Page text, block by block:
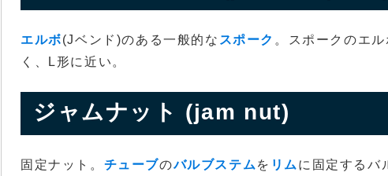
エルボ(Jベンド)のある一般的な スポーク 。スポークのエ
く、L形に近い。
ジャムナット (jam nut)
固定ナット。 チューブのバルブステム を リム に固定するバ